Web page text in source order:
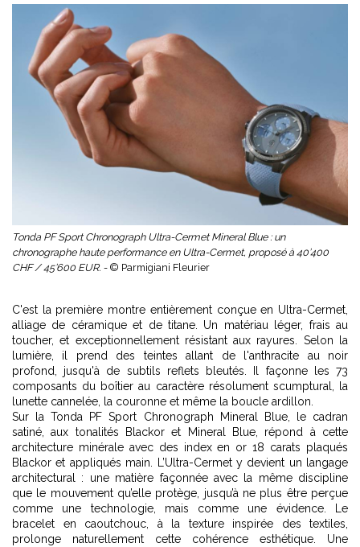
Tonda PF Sport Chronograph Ultra-Cermet Mineral Blue : un
chronographe haute performance en Ultra-Cermet, proposé à 40’400
CHF / 45’600 EUR. - © Parmigiani Fleurier
C'est la première montre entièrement conçue en Ultra-Cermet,
alliage de céramique et de titane. Un matériau léger, frais au
toucher, et exceptionnellement résistant aux rayures. Selon la
lumière, il prend des teintes allant de l'anthracite au noir
profond, jusqu'à de subtils reflets bleutés. Il façonne les 73
composants du boîtier au caractère résolument scumptural, la
lunette cannelée, la couronne et même la boucle ardillon.
Sur la Tonda PF Sport Chronograph Mineral Blue, le cadran
satiné, aux tonalités Blackor et Mineral Blue, répond à cette
architecture minérale avec des index en or 18 carats plaqués
Blackor et appliqués main. L’Ultra-Cermet y devient un langage
architectural : une matière façonnée avec la même discipline
que le mouvement qu’elle protège, jusqu’à ne plus être perçue
comme une technologie, mais comme une évidence. Le
bracelet en caoutchouc, à la texture inspirée des textiles,
prolonge naturellement cette cohérence esthétique. Une